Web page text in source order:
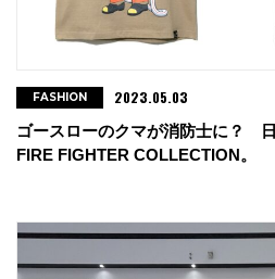
ゴースローのクマが消防士に？
FIRE FIGHTER COLLECTION。
FASHION 2023.05.03